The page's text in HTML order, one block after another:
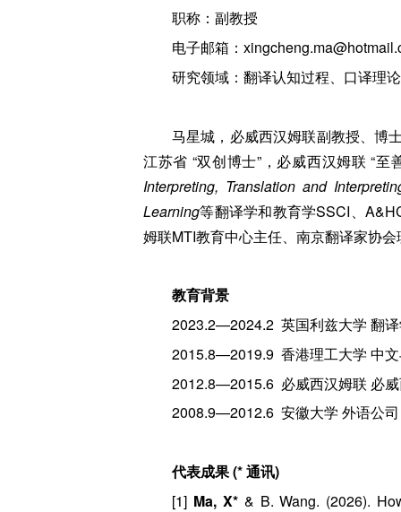
职称：副教授
电子邮箱：
研究领域：翻译认知过程、口译理
马星城，必威西汉姆联副教授、博
江苏省 “双创博士”，必威西汉姆联 “
Interpreting, Translation and
Learning等翻译学和教育学SSCI、
姆联MTI教育中心主任、南京翻译家协
教育背景
2023.2—2024.2 英国利兹大学 翻
2015.8—2019.9 香港理工大学 中
2012.8—2015.6 必威西汉姆联 必
2008.9—2012.6 安徽大学 外语公
代表成果 (* 通讯)
[1] Ma, X*& B. Wang. (2026).